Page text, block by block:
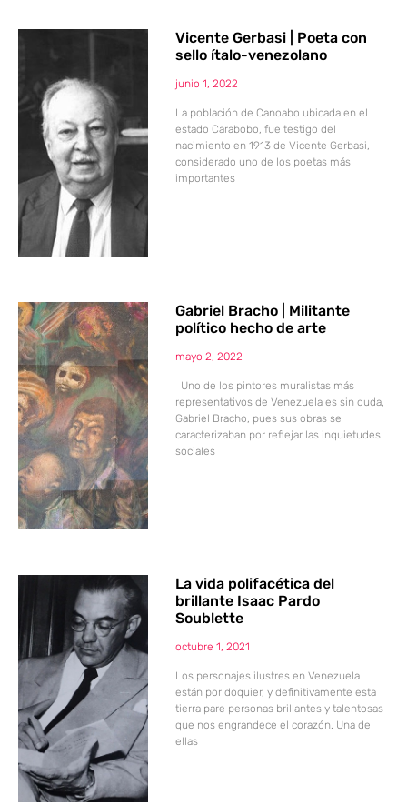
Vicente Gerbasi | Poeta con
sello ítalo-venezolano
junio 1, 2022
La población de Canoabo ubicada en el
estado Carabobo, fue testigo del
nacimiento en 1913 de Vicente Gerbasi,
considerado uno de los poetas más
importantes
Gabriel Bracho | Militante
político hecho de arte
mayo 2, 2022
Uno de los pintores muralistas más
representativos de Venezuela es sin duda,
Gabriel Bracho, pues sus obras se
caracterizaban por reflejar las inquietudes
sociales
La vida polifacética del
brillante Isaac Pardo
Soublette
octubre 1, 2021
Los personajes ilustres en Venezuela
están por doquier, y definitivamente esta
tierra pare personas brillantes y talentosas
que nos engrandece el corazón. Una de
ellas